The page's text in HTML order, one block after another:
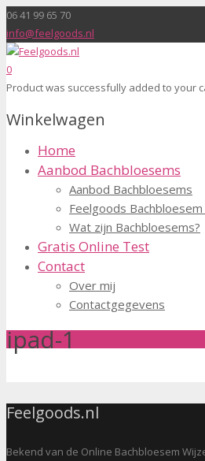
06 41 99 65 70
info@feelgoods.nl
0
Productwas successfully added to your
Winkelwagen
Home
Aanbod Bachbloesems
Aanbod Bachbloesems
Feelgoods
Wat zijn Bachbloesems?
Gratis Online Test
Contact
Over mij
Contactgegevens
ipad-1
Feelgoods.nl
Bekend van de Online Bachbloesem